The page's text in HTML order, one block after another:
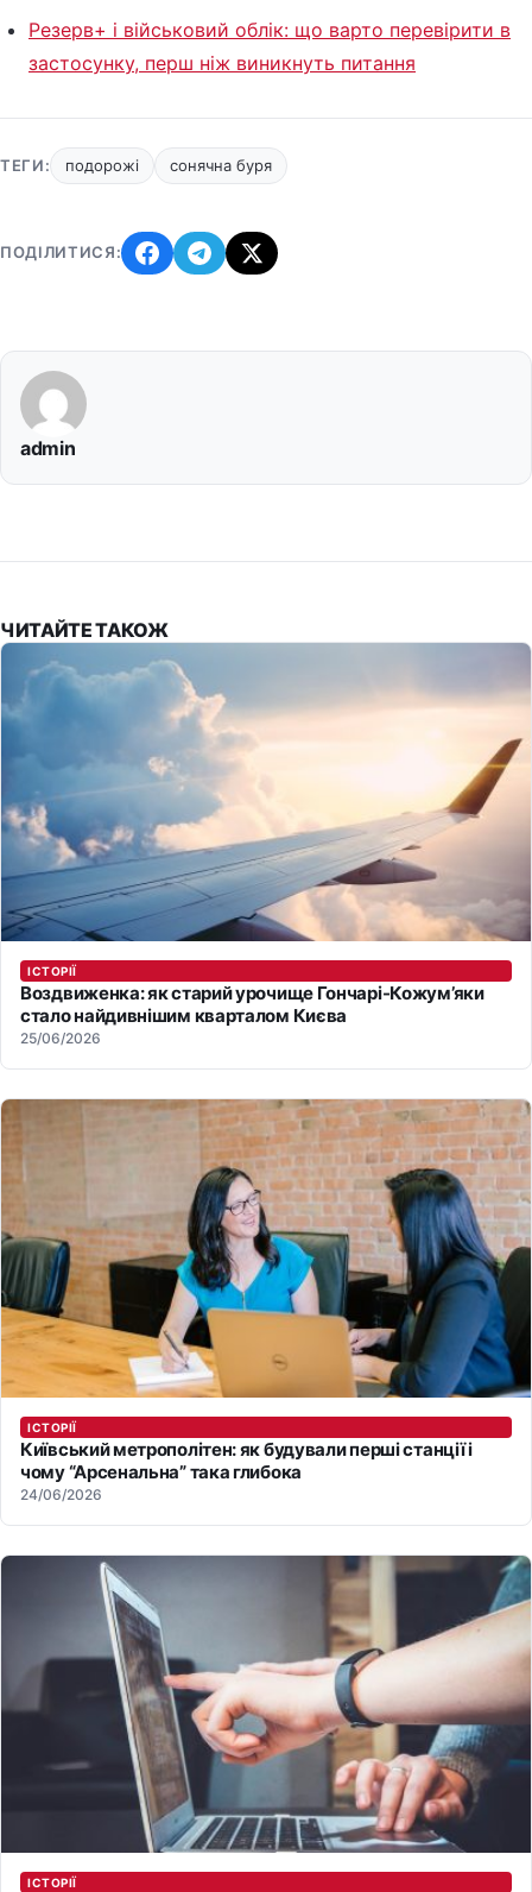
Резерв+ і військовий облік: що варто перевірити в
застосунку, перш ніж виникнуть питання
ТЕГИ: подорожі сонячна буря
ПОДІЛИТИСЯ:
admin
ЧИТАЙТЕ ТАКОЖ
ІСТОРІЇ
Воздвиженка: як старий урочище Гончарі-Кожум’яки
стало найдивнішим кварталом Києва
25/06/2026
ІСТОРІЇ
Київський метрополітен: як будували перші станції і
чому “Арсенальна” така глибока
24/06/2026
ІСТОРІЇ